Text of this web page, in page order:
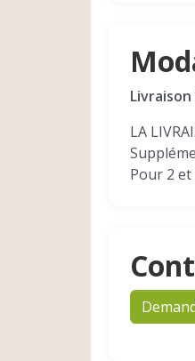
LA
Pour 2